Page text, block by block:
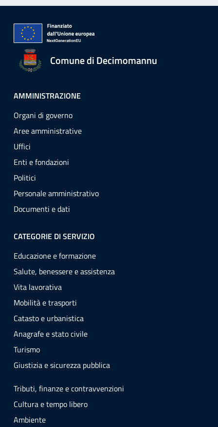
Comune di Decimomannu
AMMINISTRAZIONE
Organi di governo
Aree amministrative
Uffici
Enti e fondazioni
Politici
Personale amministrativo
Documenti e dati
CATEGORIE DI SERVIZIO
Educazione e formazione
Salute, benessere e assistenza
Vita lavorativa
Mobilità e trasporti
Catasto e urbanistica
Anagrafe e stato civile
Turismo
Giustizia e sicurezza pubblica
Tributi, finanze e contravvenzioni
Cultura e tempo libero
Ambiente